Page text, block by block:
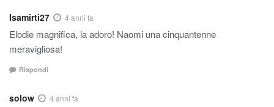
Isamirti27 4 anni fa
Elodie magnifica, la adoro! Naomi una cinquantenne
meravigliosa!
Rispondi
solow 4 anni fa